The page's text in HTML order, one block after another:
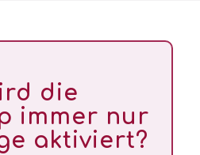
die
immer nur
aktiviert?